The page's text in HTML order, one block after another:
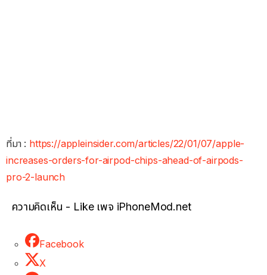
ที่มา : https://appleinsider.com/articles/22/01/07/apple-
increases-orders-for-airpod-chips-ahead-of-airpods-
pro-2-launch
ความคิดเห็น - Like เพจ iPhoneMod.net
Facebook
X